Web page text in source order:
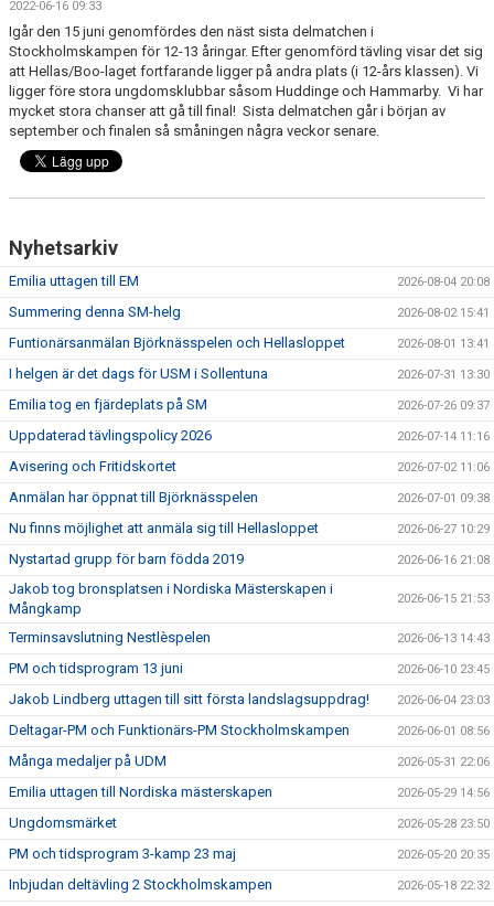
FÖR TRÄNARE
FÖR MEDLEMMAR
RESULTAT - STATISTIK
2022-06-16 09:33
Igår den 15 juni genomfördes den näst sista delmatchen i
Stockholmskampen för 12-13 åringar. Efter genomförd tävling visar det sig
att Hellas/Boo-laget fortfarande ligger på andra plats (i 12-års klassen). Vi
ligger före stora ungdomsklubbar såsom Huddinge och Hammarby. Vi har
mycket stora chanser att gå till final! Sista delmatchen går i början av
september och finalen så småningen några veckor senare.
Nyhetsarkiv
Emilia uttagen till EM 2026-08-04 20:08
Summering denna SM-helg 2026-08-02 15:41
Funtionärsanmälan Björknässpelen och Hellasloppet 2026-08-01 13:41
I helgen är det dags för USM i Sollentuna 2026-07-31 13:30
Emilia tog en fjärdeplats på SM 2026-07-26 09:37
Uppdaterad tävlingspolicy 2026 2026-07-14 11:16
Avisering och Fritidskortet 2026-07-02 11:06
Anmälan har öppnat till Björknässpelen 2026-07-01 09:38
Nu finns möjlighet att anmäla sig till Hellasloppet 2026-06-27 10:29
Nystartad grupp för barn födda 2019 2026-06-16 21:08
Jakob tog bronsplatsen i Nordiska Mästerskapen i
Mångkamp
2026-06-15 21:53
Terminsavslutning Nestlèspelen 2026-06-13 14:43
PM och tidsprogram 13 juni 2026-06-10 23:45
Jakob Lindberg uttagen till sitt första landslagsuppdrag! 2026-06-04 23:03
Deltagar-PM och Funktionärs-PM Stockholmskampen 2026-06-01 08:56
Många medaljer på UDM 2026-05-31 22:06
Emilia uttagen till Nordiska mästerskapen 2026-05-29 14:56
Ungdomsmärket 2026-05-28 23:50
PM och tidsprogram 3-kamp 23 maj 2026-05-20 20:35
Inbjudan deltävling 2 Stockholmskampen 2026-05-18 22:32